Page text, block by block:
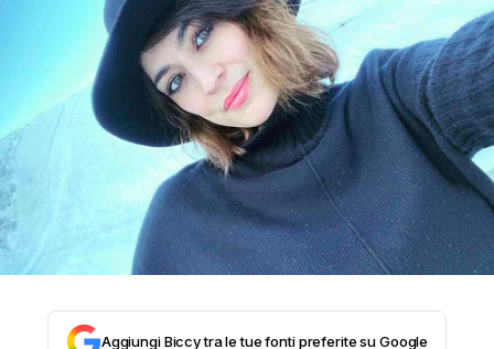
Aggiungi Biccy tra le tue fonti preferite su Google